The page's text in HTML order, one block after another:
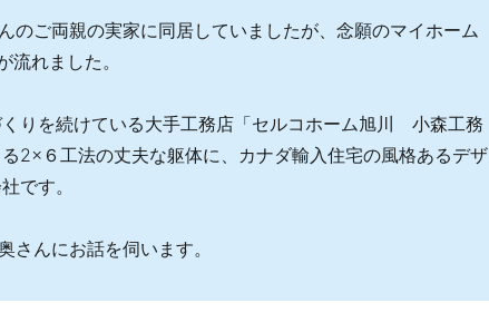
のご両親の実家に同居していましたが、念願のマイホーム
れました。
りを続けている大手工務店「セルコホーム旭川 小森工務
2×６工法の丈夫な躯体に、カナダ輸入住宅の風格あるデザ
です。
んにお話を伺います。